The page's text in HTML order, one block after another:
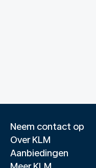
Neem contact op
Over KLM
Aanbiedingen